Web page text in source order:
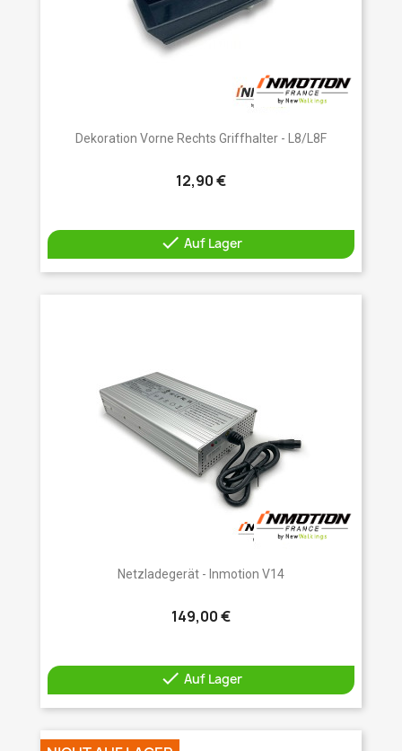
Dekoration Vorne Rechts Griffhalter - L8/L8F
12,90 €
 Auf Lager
Netzladegerät - Inmotion V14
149,00 €
 Auf Lager